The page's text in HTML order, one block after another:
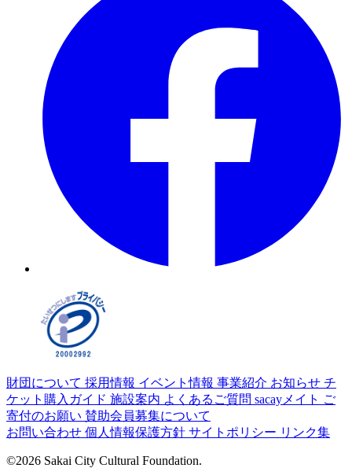
財団について 採用情報 イベント情報 事業紹介 お知らせ チ
ケット購入ガイド 施設案内 よくあるご質問 sacayメイト ご
寄付のお願い 賛助会員募集について
お問い合わせ 個人情報保護方針 サイトポリシー リンク集
©2026 Sakai City Cultural Foundation.